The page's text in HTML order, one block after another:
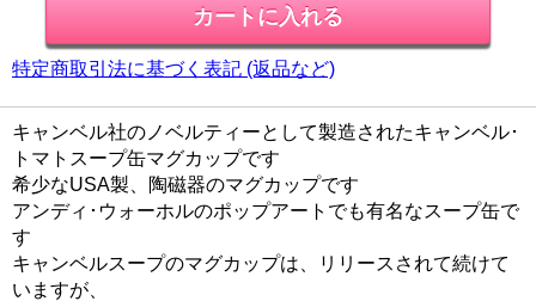
特定商取引法に基づく表記 (返品など)
キャンベル社のノベルティーとして製造されたキャンベル･
トマトスープ缶マグカップです
希少なUSA製、陶磁器のマグカップです
アンディ･ウォーホルのポップアートでも有名なスープ缶で
す
キャンベルスープのマグカップは、リリースされて続けて
いますが、